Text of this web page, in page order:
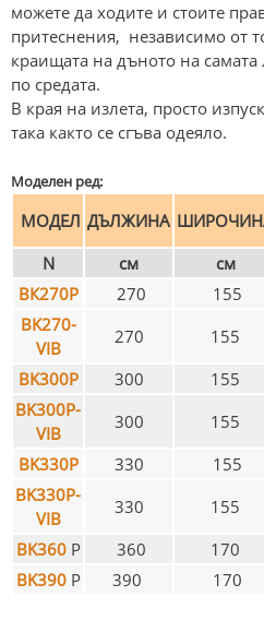
можете да ходите и стоите
притеснения, независимо от
краищата на дъното на
по средата.
В края на излета, просто
така както се сгъва одеяло.
Моделен ред:
МОДЕЛ ДЪЛЖИНА
N
см см
BК270P
270 155
BK270-
VIB
270 155
BK300P
300 155
BK300P-
VIB
300 155
BK330P
330 155
BK330P-
VIB
330 155
BK360P 360 170
BK390P 390 170